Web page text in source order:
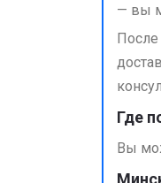
— вы
После
Где
Вы